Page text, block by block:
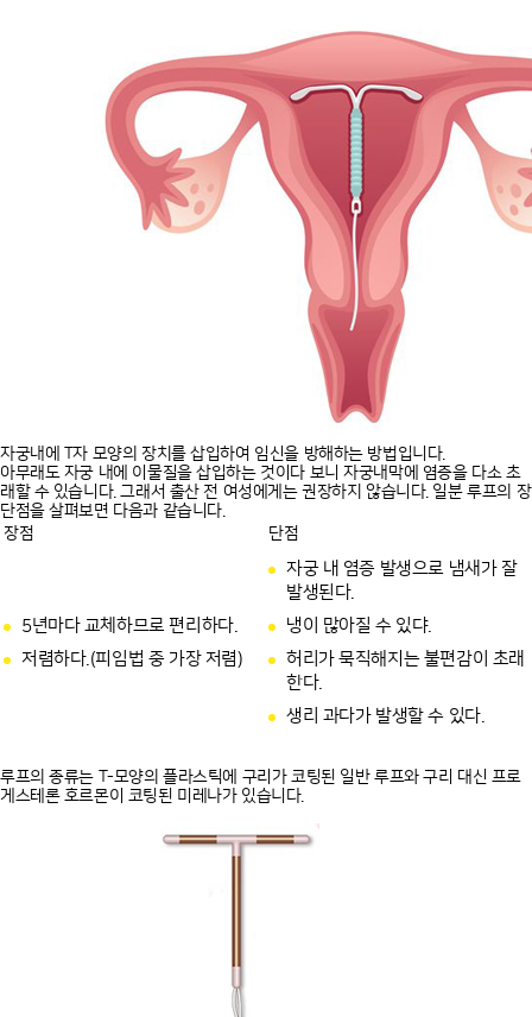
자궁내에 T자 모양의 장치를 삽입하여 임신을 방해하는 방법입니다.
아무래도 자궁 내에 이물질을 삽입하는 것이다 보니 자궁내막에 염증을 다소 초
래할 수 있습니다. 그래서 출산 전 여성에게는 권장하지 않습니다. 일분 루프의 장
단점을 살펴보면 다음과 같습니다.
장점
단점
5년마다 교체하므로 편리하다.
저렴하다.(피임법 중 가장 저렴)
자궁 내 염증 발생으로 냄새가 잘
발생된다.
냉이 많아질 수 있댜.
허리가 묵직해지는 불편감이 초래
한다.
생리 과다가 발생할 수 있다.
루프의 종류는 T-모양의 플라스틱에 구리가 코팅된 일반 루프와 구리 대신 프로
게스테론 호르몬이 코팅된 미레나가 있습니다.